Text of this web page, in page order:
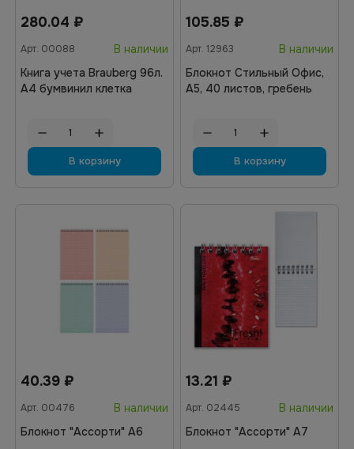
280.04 ₽
Арт. 00088
В наличии
Книга учета Brauberg 96л.
А4 бумвинил клетка
В корзину
105.85 ₽
Арт. 12963
В наличии
Блокнот Стильный Офис,
А5, 40 листов, гребень
В корзину
40.39 ₽
Арт. 00476
В наличии
Блокнот "Ассорти" А6
13.21 ₽
Арт. 02445
В наличии
Блокнот "Ассорти" А7